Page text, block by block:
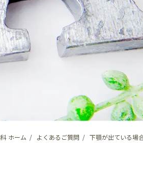
ホーム よくあるご質問 下顎が出ている場